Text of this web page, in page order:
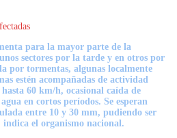
para la mayor parte de la
sectores por la tarde y en otros por
por tormentas, algunas localmente
estén acompañadas de actividad
hasta 60 km/h, ocasional caída de
en cortos períodos. Se esperan
entre 10 y 30 mm, pudiendo ser
el organismo nacional.